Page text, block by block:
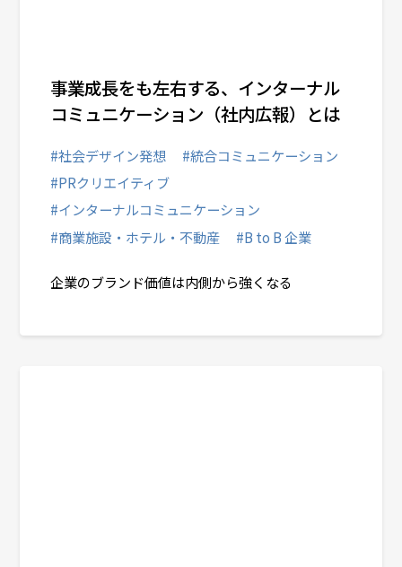
企業のブランド価値は内側から強くなる
#社会デザイン発想
#統合コミュニケーション
#PRクリエイティブ
#インターナルコミュニケーション
#商業施設・ホテル・不動産
#B to B 企業
事業成長をも左右する、インターナル
コミュニケーション（社内広報）とは